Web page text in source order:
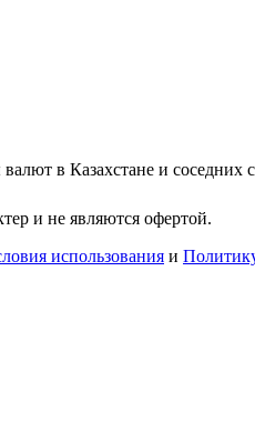
в Казахстане и соседних
и не являются офертой.
использования и